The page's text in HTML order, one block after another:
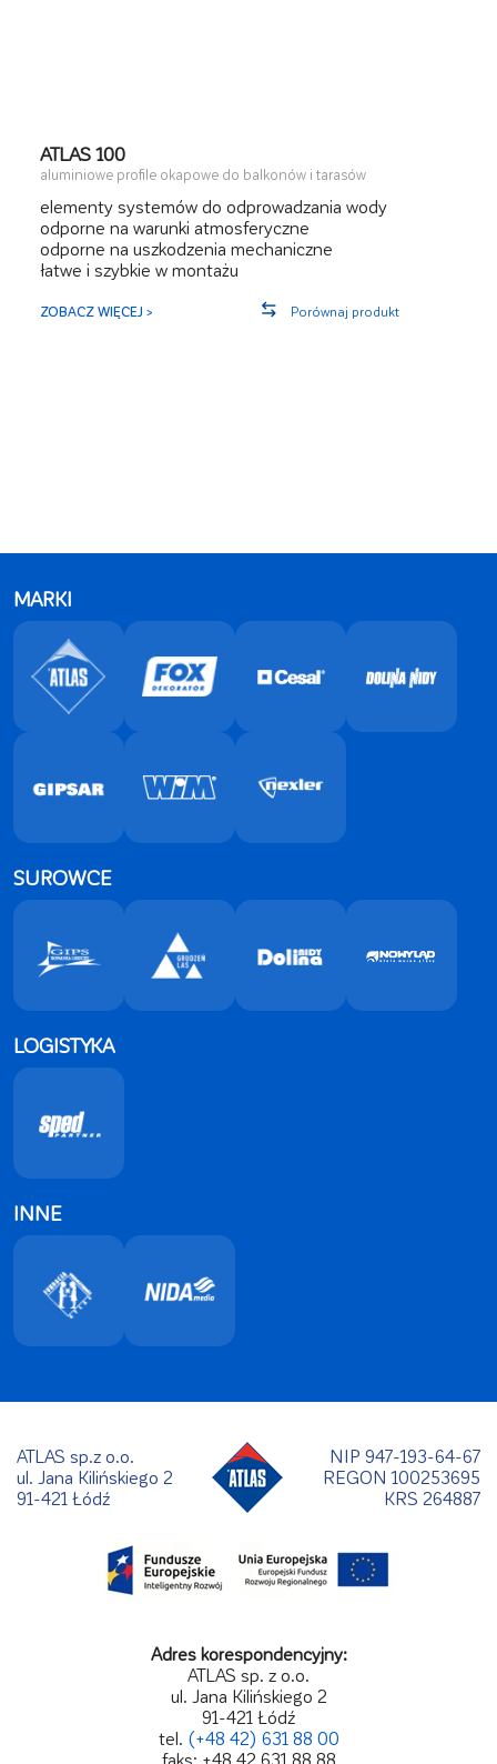
ATLAS 100
aluminiowe profile okapowe do balkonów i tarasów
elementy systemów do odprowadzania wody
odporne na warunki atmosferyczne
odporne na uszkodzenia mechaniczne
łatwe i szybkie w montażu
ZOBACZ WIĘCEJ > Porównaj produkt
MARKI
SUROWCE
LOGISTYKA
INNE
ATLAS sp.z o.o.
ul. Jana Kilińskiego 2
91-421 Łódź
NIP 947-193-64-67
REGON 100253695
KRS 264887
Adres korespondencyjny:
ATLAS sp. z o.o.
ul. Jana Kilińskiego 2
91-421 Łódź
tel. (+48 42) 631 88 00
faks: +48 42 631 88 88